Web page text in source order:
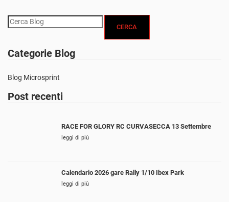
CERCA
Categorie Blog
Blog Microsprint
Post recenti
RACE FOR GLORY RC CURVASECCA 13 Settembre
leggi di più
Calendario 2026 gare Rally 1/10 Ibex Park
leggi di più